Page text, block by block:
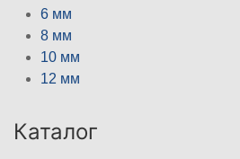
6 мм
8 мм
10 мм
12 мм
Каталог